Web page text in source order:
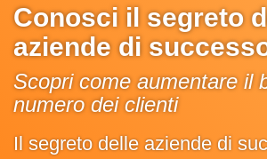
Conosci il segreto
aziende di
Scopri come aumentare il
numero dei clienti
Il segreto delle aziende di